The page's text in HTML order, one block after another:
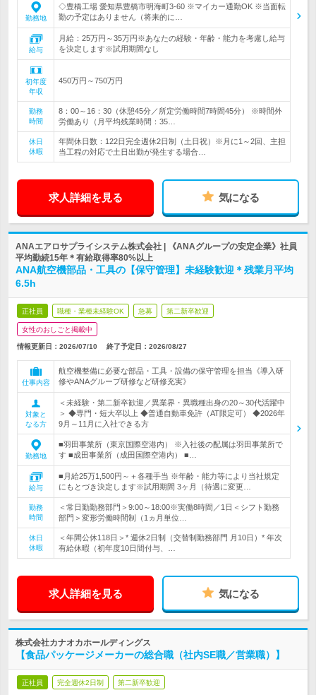
勤務地
◇豊橋工場 愛知県豊橋市明海町3-60 ※マイカー通勤OK ※当面転
勤の予定はありません（将来的に…
給与
月給：25万円～35万円※あなたの経験・年齢・能力を考慮し給与
を決定します※試用期間なし
初年度
年収
450万円～750万円
勤務
時間
8：00～16：30（休憩45分／所定労働時間7時間45分） ※時間外
労働あり（月平均残業時間：35…
休日
休暇
年間休日数：122日完全週休2日制（土日祝）※月に1～2回、主担
当工程の対応で土日出勤が発生する場合…
求人詳細を見る 気になる
ANAエアロサプライシステム株式会社 | 《ANAグループの安定企業》社員
平均勤続15年＊有給取得率80%以上
ANA航空機部品・工具の【保守管理】未経験歓迎＊残業月平均
6.5h
正社員 職種・業種未経験OK 急募 第二新卒歓迎
女性のおしごと掲載中
情報更新日：2026/07/10 終了予定日： 2026/08/27
仕事内容
航空機整備に必要な部品・工具・設備の保守管理を担当《導入研
修やANAグループ研修など研修充実》
対象と
なる方
＜未経験・第二新卒歓迎／異業界・異職種出身の20～30代活躍中
＞ ◆専門・短大卒以上 ◆普通自動車免許（AT限定可） ◆2026年
9月～11月に入社できる方
勤務地
■羽田事業所（東京国際空港内） ※入社後の配属は羽田事業所で
す ■成田事業所（成田国際空港内） ■…
給与
■月給25万1,500円～＋各種手当 ※年齢・能力等により当社規定
にもとづき決定します※試用期間 3ヶ月（待遇に変更…
勤務
時間
＜常日勤勤務部門＞9:00～18:00※実働8時間／1日＜シフト勤務
部門＞変形労働時間制（1ヵ月単位…
休日
休暇
＜年間公休118日＞* 週休2日制（交替制勤務部門 月10日）* 年次
有給休暇（初年度10日間付与、…
求人詳細を見る 気になる
株式会社カナオカホールディングス
【食品パッケージメーカーの総合職（社内SE職／営業職）】
正社員 完全週休2日制 第二新卒歓迎